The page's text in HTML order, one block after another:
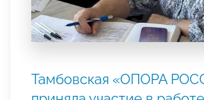
Тамбовская «ОПОРА